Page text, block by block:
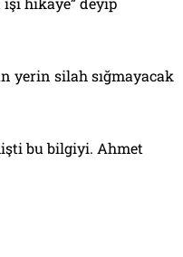
yerin silah sığmayacak
bu bilgiyi. Ahmet